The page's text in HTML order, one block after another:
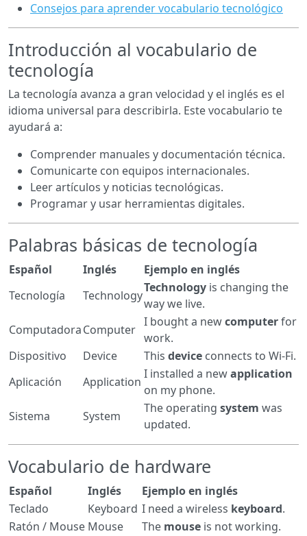
Consejos para aprender vocabulario tecnológico
Introducción al vocabulario de
tecnología
La tecnología avanza a gran velocidad y el inglés es el
idioma universal para describirla. Este vocabulario te
ayudará a:
Comprender manuales y documentación técnica.
Comunicarte con equipos internacionales.
Leer artículos y noticias tecnológicas.
Programar y usar herramientas digitales.
Palabras básicas de tecnología
Español Inglés
Ejemplo en inglés
Tecnología
Technology
Technology is changing the
way we live.
ComputadoraComputer
I bought a newcomputerfor
work.
Dispositivo
Device This device connects to Wi-Fi.
Aplicación
Application
I installed a newapplication
on my phone.
Sistema
System
The operating system was
updated.
Vocabulario de hardware
Español Inglés
Ejemplo en inglés
Teclado
Keyboard I need a wireless keyboard.
Ratón / Mouse Mouse The mouse is not working.